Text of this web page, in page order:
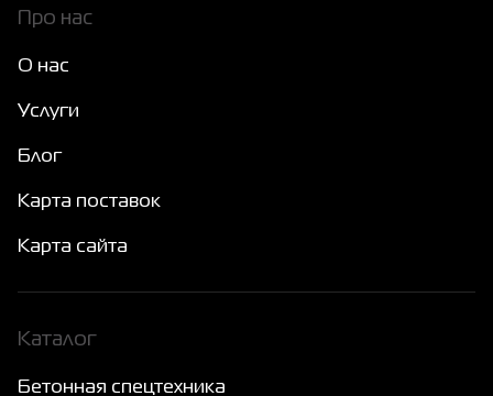
Про нас
О нас
Услуги
Блог
Карта поставок
Карта сайта
Каталог
Бетонная спецтехника